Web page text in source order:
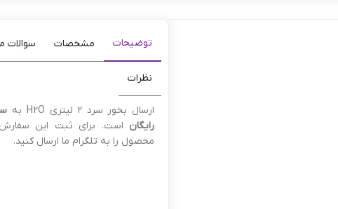
توضیحات مشخصات سوالات
نظرات
ارسال بخور سرد ۲ لیتری H2O به
رایگان است. برای ثبت این
محصول را به تلگرام ما ارسال کنید.